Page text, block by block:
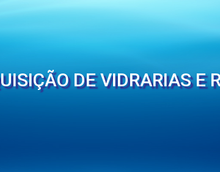
DE VIDRARIAS E